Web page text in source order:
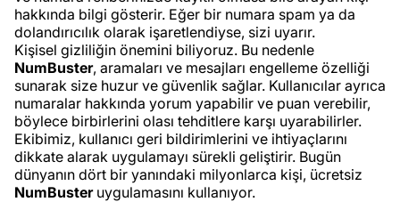
hakkında bilgi gösterir. Eğer bir numara spam ya da
dolandırıcılık olarak işaretlendiyse, sizi uyarır.
Kişisel gizliliğin önemini biliyoruz. Bu nedenle
NumBuster, aramaları ve mesajları engelleme özelliği
sunarak size huzur ve güvenlik sağlar. Kullanıcılar ayrıca
numaralar hakkında yorum yapabilir ve puan verebilir,
böylece birbirlerini olası tehditlere karşı uyarabilirler.
Ekibimiz, kullanıcı geri bildirimlerini ve ihtiyaçlarını
dikkate alarak uygulamayı sürekli geliştirir. Bugün
dünyanın dört bir yanındaki milyonlarca kişi, ücretsiz
NumBusteruygulamasını kullanıyor.